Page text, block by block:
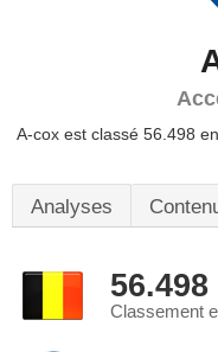
A-cox est classé 56.498
Analyses
56.498
Classement